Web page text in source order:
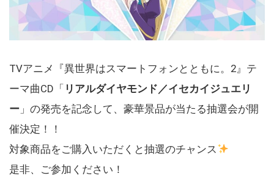
TVアニメ『異世界はスマートフォンとともに。2』テ
ーマ曲CD「 リアルダイヤモンド／イセカイジュエリ
ー 」の発売を記念して、豪華景品が当たる抽選会が開
催決定！！
対象商品をご購入いただくと抽選のチャンス
是非、ご参加ください！